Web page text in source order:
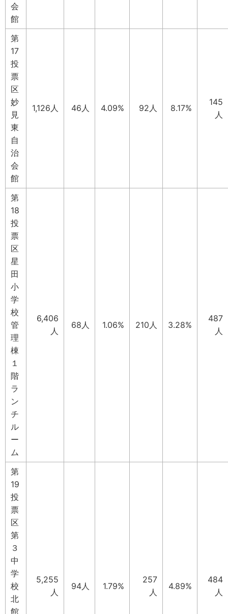
会
館
第
17
投
票
区
妙
見
東
自
治
会
館
1,126人 46人 4.09% 92人 8.17%
145
人
第
18
投
票
区
星
田
小
学
校
管
理
棟
１
階
ラ
ン
チ
ル
ー
ム
6,406
人
68人 1.06% 210人 3.28%
487
人
第
19
投
票
区
第
３
中
学
校
北
館
5,255
人
94人 1.79%
257
人
4.89%
484
人